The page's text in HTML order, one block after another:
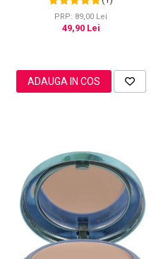
PRP: 89,00 Lei
49,90 Lei
ADAUGA IN COS